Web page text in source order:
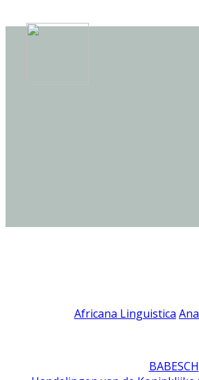
Africana Linguistica
BABESCH